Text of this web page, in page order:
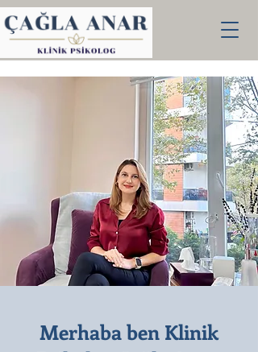
Merhaba ben Klinik